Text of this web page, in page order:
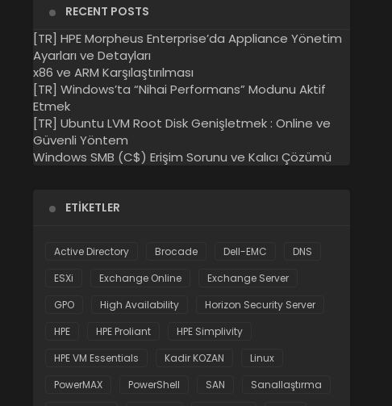
RECENT POSTS
[TR] HPE Morpheus Enterprise’da Appliance Yönetim
Ayarları ve Detayları
x86 ve ARM Karşılaştırılması
[TR] Windows’ta “Nihai Performans” Modunu Aktif
Etmek
[TR] Ubuntu LVM Root Disk Genişletmek : Online ve
Güvenli Yöntem
Windows SMB (C$) Erişim Sorunu ve Kalıcı Çözümü
ETIKETLER
Active Directory Brocade Dell-EMC
DNS
ESXi
Exchange Online
Exchange Server
GPO
High Availability
Horizon Security Server
HPE
HPE Proliant
HPE Simplivity
HPE VM Essentials
Kadir KOZAN
Linux
PowerMAX
PowerShell SAN
Sanallaştırma